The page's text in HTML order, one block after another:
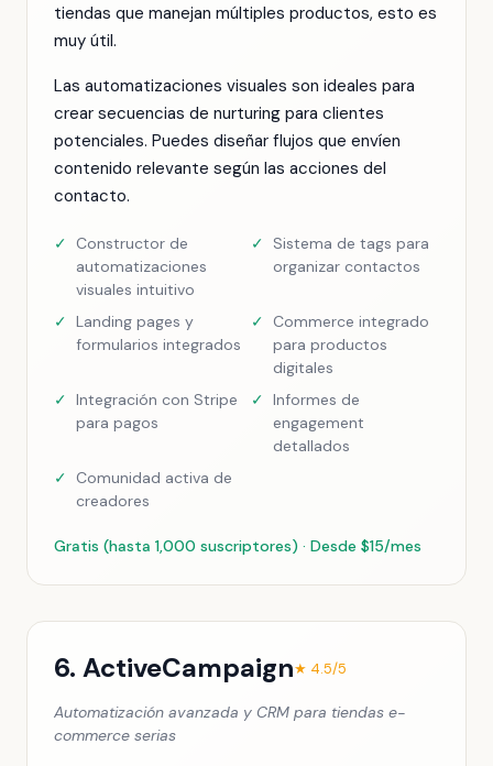
tiendas que manejan múltiples productos, esto es
muy útil.
Las automatizaciones visuales son ideales para
crear secuencias de nurturing para clientes
potenciales. Puedes diseñar flujos que envíen
contenido relevante según las acciones del
contacto.
✓
Constructor de
automatizaciones
visuales intuitivo
✓
Sistema de tags para
organizar contactos
✓ Landing pages y
formularios integrados
✓
Commerce integrado
para productos
digitales
✓ Integración con Stripe
para pagos
✓ Informes de
engagement
detallados
✓
Comunidad activa de
creadores
Gratis (hasta 1,000 suscriptores) · Desde $15/mes
6. ActiveCampaign★ 4.5/5
Automatización avanzada y CRM para tiendas e-
commerce serias